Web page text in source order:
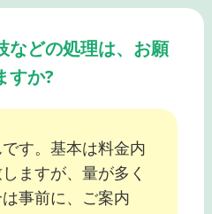
などの処理は、お願
すか?
す。基本は料金内
ますが、量が多く
事前に、ご案内